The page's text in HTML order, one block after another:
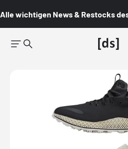
Alle wichtigen News & Restocks